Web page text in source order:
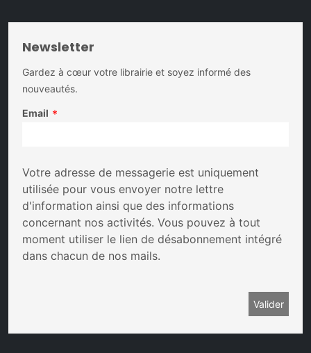
Newsletter
Gardez à cœur votre librairie et soyez informé des
nouveautés.
Email *
Votre adresse de messagerie est uniquement
utilisée pour vous envoyer notre lettre
d'information ainsi que des informations
concernant nos activités. Vous pouvez à tout
moment utiliser le lien de désabonnement intégré
dans chacun de nos mails.